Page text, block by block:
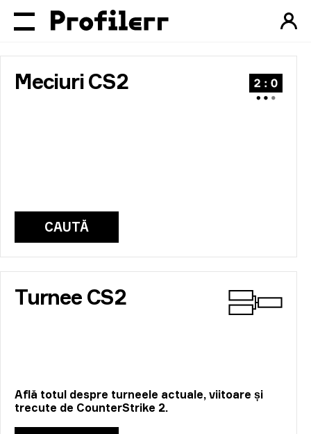
Meciuri CS2
CAUTĂ
Turnee CS2
Află totul despre turneele actuale, viitoare și
trecute de CounterStrike 2.